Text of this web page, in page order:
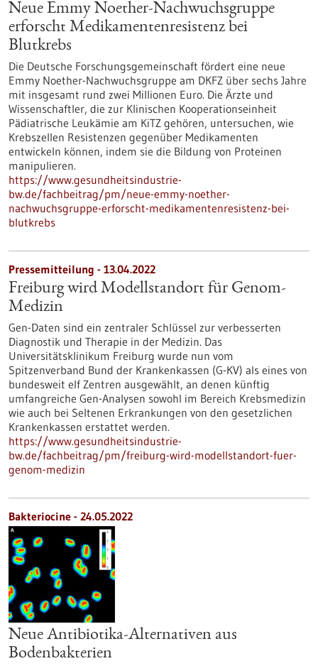
Neue Emmy Noether-Nachwuchsgruppe
erforscht Medikamentenresistenz bei
Blutkrebs
Die Deutsche Forschungsgemeinschaft fördert eine neue
Emmy Noether-Nachwuchsgruppe am DKFZ über sechs Jahre
mit insgesamt rund zwei Millionen Euro. Die Ärzte und
Wissenschaftler, die zur Klinischen Kooperationseinheit
Pädiatrische Leukämie am KiTZ gehören, untersuchen, wie
Krebszellen Resistenzen gegenüber Medikamenten
entwickeln können, indem sie die Bildung von Proteinen
manipulieren.
https://www.gesundheitsindustrie-
bw.de/fachbeitrag/pm/neue-emmy-noether-
nachwuchsgruppe-erforscht-medikamentenresistenz-bei-
blutkrebs
Pressemitteilung - 13.04.2022
Freiburg wird Modellstandort für Genom-
Medizin
Gen-Daten sind ein zentraler Schlüssel zur verbesserten
Diagnostik und Therapie in der Medizin. Das
Universitätsklinikum Freiburg wurde nun vom
Spitzenverband Bund der Krankenkassen (G-KV) als eines von
bundesweit elf Zentren ausgewählt, an denen künftig
umfangreiche Gen-Analysen sowohl im Bereich Krebsmedizin
wie auch bei Seltenen Erkrankungen von den gesetzlichen
Krankenkassen erstattet werden.
https://www.gesundheitsindustrie-
bw.de/fachbeitrag/pm/freiburg-wird-modellstandort-fuer-
genom-medizin
Bakteriocine - 24.05.2022
Neue Antibiotika-Alternativen aus
Bodenbakterien